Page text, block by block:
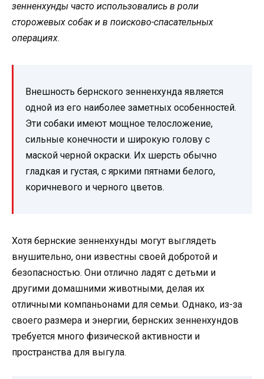
зенненхунды часто использовались в роли
сторожевых собак и в поисково-спасательных
операциях.
Внешность бернского зенненхунда является
одной из его наиболее заметных особенностей.
Эти собаки имеют мощное телосложение,
сильные конечности и широкую голову с
маской черной окраски. Их шерсть обычно
гладкая и густая, с яркими пятнами белого,
коричневого и черного цветов.
Хотя бернские зенненхунды могут выглядеть
внушительно, они известны своей добротой и
безопасностью. Они отлично ладят с детьми и
другими домашними животными, делая их
отличными компаньонами для семьи. Однако, из-за
своего размера и энергии, бернских зенненхундов
требуется много физической активности и
пространства для выгула.